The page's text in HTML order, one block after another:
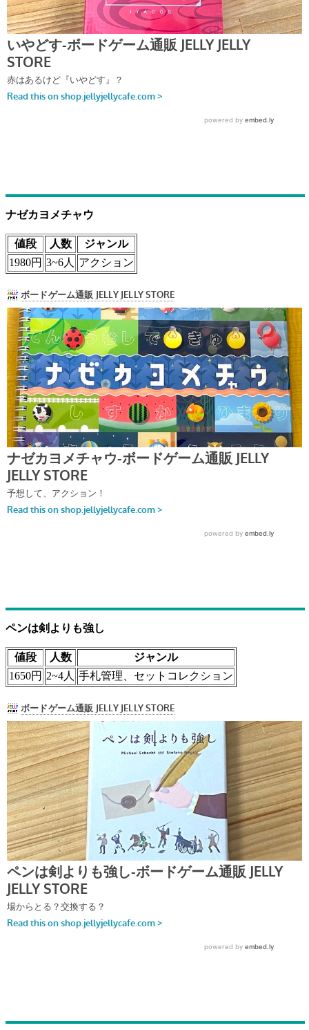
ナゼカヨメチャウ
値段 人数
ジャンル
1980円 3~6人 アクション
ペンは剣よりも強し
値段 人数
ジャンル
1650円 2~4人 手札管理、セットコレクション